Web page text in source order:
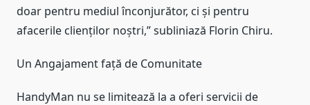
doar pentru mediul înconjurător, ci și pentru
afacerile clienților noștri,” subliniază Florin Chiru.
Un Angajament față de Comunitate
HandyMan nu se limitează la a oferi servicii de